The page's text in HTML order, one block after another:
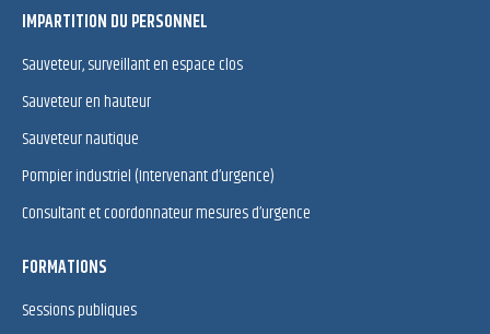
IMPARTITION DU PERSONNEL
Sauveteur, surveillant en espace clos
Sauveteur en hauteur
Sauveteur nautique
Pompier industriel (Intervenant d’urgence)
Consultant et coordonnateur mesures d’urgence
FORMATIONS
Sessions publiques